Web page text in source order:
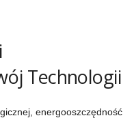
Technologii
energooszczędność